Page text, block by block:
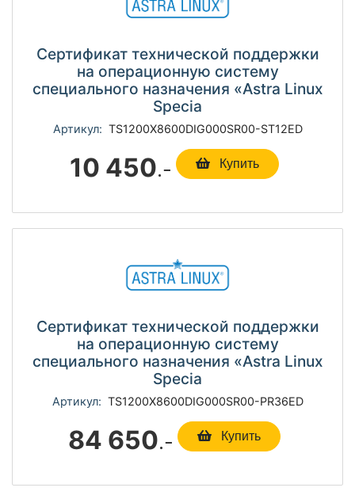
Сертификат технической поддержки
на операционную систему
специального назначения «Astra Linux
Specia
Артикул: TS1200Х8600DIG000SR00-ST12ED
10 450.- Купить
Сертификат технической поддержки
на операционную систему
специального назначения «Astra Linux
Specia
Артикул: TS1200Х8600DIG000SR00-PR36ED
84 650.- Купить